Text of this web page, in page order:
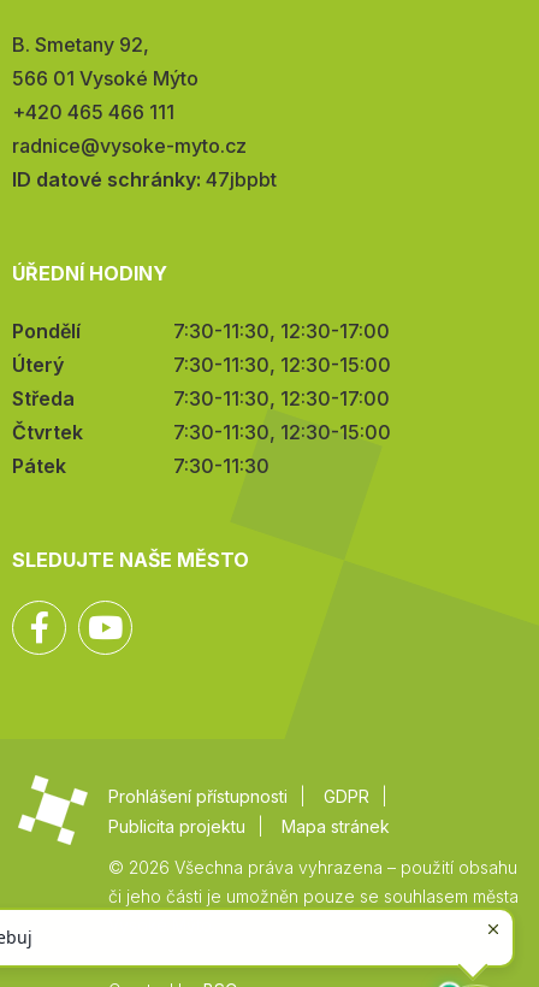
Adresa:
B. Smetany 92,
566 01 Vysoké Mýto
Telefon:
+420 465 466 111
E-
mail:
radnice@vysoke-myto.cz
ID datové schránky: 47jbpbt
ÚŘEDNÍ HODINY
Pondělí
7:30-11:30, 12:30-17:00
Úterý
7:30-11:30, 12:30-15:00
Středa
7:30-11:30, 12:30-17:00
Čtvrtek
7:30-11:30, 12:30-15:00
Pátek
7:30-11:30
SLEDUJTE NAŠE MĚSTO
Facebook
Prohlášení přístupnosti
GDPR
Publicita projektu
Mapa stránek
© 2026 Všechna práva vyhrazena – použití obsahu
či jeho části je umožněn pouze se souhlasem města